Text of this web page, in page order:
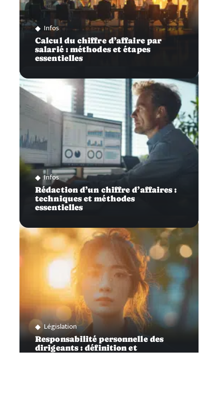
Infos
Calcul du chiffre d’affaire par
salarié : méthodes et étapes
essentielles
Infos
Rédaction d’un chiffre d’affaires :
techniques et méthodes
essentielles
Législation
Responsabilité personnelle des
dirigeants : définition et